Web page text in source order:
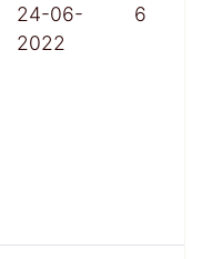
24-06-
2022
6